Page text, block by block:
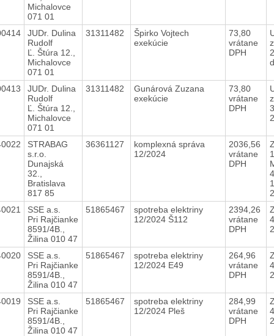
Michalovce
071 01
JUDr. Dulina
Rudolf
Ľ. Štúra 12.,
Michalovce
071 01
31311482
Špirko Vojtech
exekúcie
73,80
vrátane
DPH
JUDr. Dulina
Rudolf
Ľ. Štúra 12.,
Michalovce
071 01
31311482
Gunárová Zuzana
exekúcie
73,80
vrátane
DPH
STRABAG
s.r.o.
Dunajská
32.,
Bratislava
817 85
36361127
komplexná správa
12/2024
2036,56
vrátane
DPH
SSE a.s.
Pri Rajčianke
8591/4B.,
Žilina 010 47
51865467
spotreba elektriny
12/2024 Š112
2394,26
vrátane
DPH
SSE a.s.
Pri Rajčianke
8591/4B.,
Žilina 010 47
51865467
spotreba elektriny
12/2024 E49
264,96
vrátane
DPH
SSE a.s.
Pri Rajčianke
8591/4B.,
Žilina 010 47
51865467
spotreba elektriny
12/2024 Pleš
284,99
vrátane
DPH